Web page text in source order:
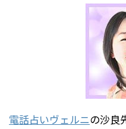
電話占いヴェルニの沙良